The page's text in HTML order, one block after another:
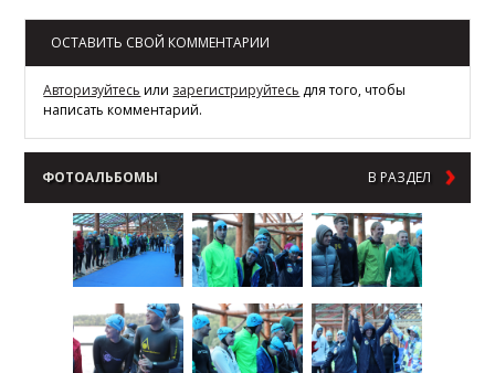
ОСТАВИТЬ СВОЙ КОММЕНТАРИИ
Авторизуйтесь или зарегистрируйтесь для того, чтобы
написать комментарий.
ФОТОАЛЬБОМЫ В РАЗДЕЛ